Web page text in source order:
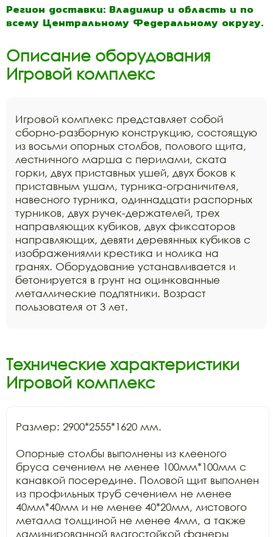
Регион доставки: Владимир и область и по
всему Центральному Федеральному округу.
Описание оборудования
Игровой комплекс
Игровой комплекс представляет собой
сборно-разборную конструкцию, состоящую
из восьми опорных столбов, полового щита,
лестничного марша с перилами, ската
горки, двух приставных ушей, двух боков к
приставным ушам, турника-ограничителя,
навесного турника, одиннадцати распорных
турников, двух ручек-держателей, трех
направляющих кубиков, двух фиксаторов
направляющих, девяти деревянных кубиков с
изображениями крестика и нолика на
гранях. Оборудование устанавливается и
бетонируется в грунт на оцинкованные
металлические подпятники. Возраст
пользователя от 3 лет.
Технические характеристики
Игровой комплекс
Размер: 2900*2555*1620 мм.
Опорные столбы выполнены из клееного
бруса сечением не менее 100мм*100мм с
канавкой посередине. Половой щит выполнен
из профильных труб сечением не менее
40мм*40мм и не менее 40*20мм, листового
металла толщиной не менее 4мм, а также
ламинированной влагостойкой фанеры